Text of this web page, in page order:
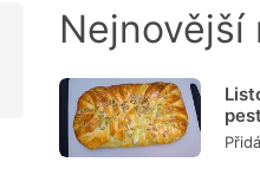
Nejnovější